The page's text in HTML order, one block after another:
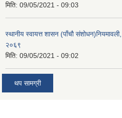
मिति: 09/05/2021 - 09:03
स्थानीय स्वायत्त शासन (पाँचौ संशोधन)नियमावली,
२०६९
मिति: 09/05/2021 - 09:02
थप सामग्री